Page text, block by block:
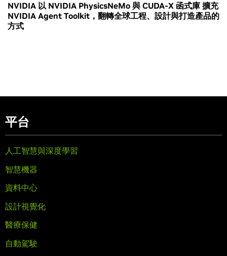
NVIDIA 以 NVIDIA PhysicsNeMo 與 CUDA-X 函式庫 擴充
NVIDIA Agent Toolkit，翻轉全球工程、設計與打造產品的
方式
平台
人工智慧與深度學習
智慧機器
資料中心
設計視覺化
醫療保健
自動駕駛